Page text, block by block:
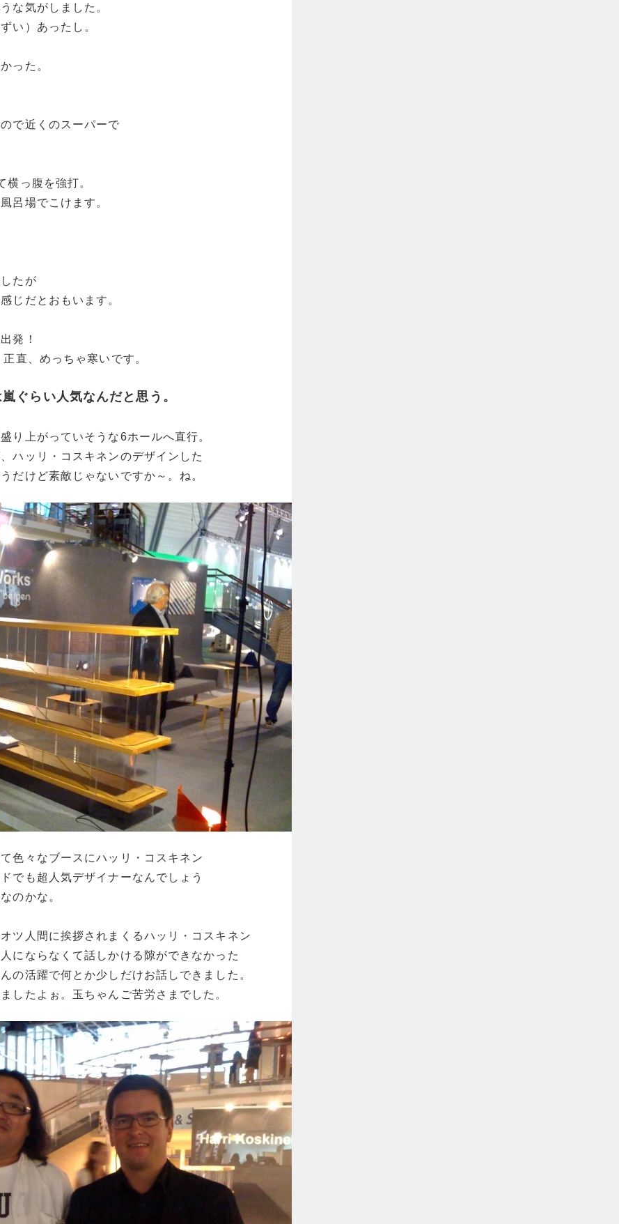
な気がしました。
い）あったし。
った。
で近くのスーパーで
横っ腹を強打。
呂場でこけます。
たが
じだとおもいます。
発！
直、めっちゃ寒いです。
ぐらい人気なんだと思う。
り上がっていそうな6ホールへ直行。
ハッリ・コスキネンのデザインした
だけど素敵じゃないですか～。ね。
色々なブースにハッリ・コスキネン
でも超人気デザイナーなんでしょう
のかな。
ツ人間に挨拶されまくるハッリ・コスキネン
にならなくて話しかける隙ができなかった
の活躍で何とか少しだけお話しできました。
したよぉ。玉ちゃんご苦労さまでした。